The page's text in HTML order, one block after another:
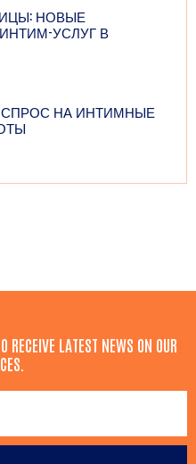
НОВЫЕ
УСЛУГ В
НА ИНТИМНЫЕ
RECEIVE LATEST NEWS ON OUR